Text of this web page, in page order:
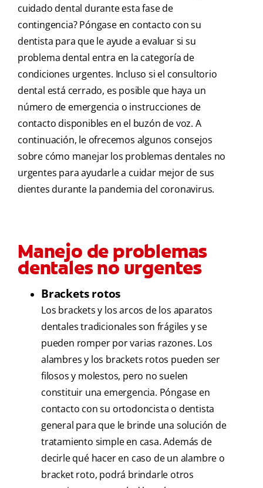
cuidado dental durante esta fase de
contingencia? Póngase en contacto con su
dentista para que le ayude a evaluar si su
problema dental entra en la categoría de
condiciones urgentes. Incluso si el consultorio
dental está cerrado, es posible que haya un
número de emergencia o instrucciones de
contacto disponibles en el buzón de voz. A
continuación, le ofrecemos algunos consejos
sobre cómo manejar los problemas dentales no
urgentes para ayudarle a cuidar mejor de sus
dientes durante la pandemia del coronavirus.
Manejo de problemas
dentales no urgentes
Brackets rotos
Los brackets y los arcos de los aparatos
dentales tradicionales son frágiles y se
pueden romper por varias razones. Los
alambres y los brackets rotos pueden ser
filosos y molestos, pero no suelen
constituir una emergencia. Póngase en
contacto con su ortodoncista o dentista
general para que le brinde una solución de
tratamiento simple en casa. Además de
decirle qué hacer en caso de un alambre o
bracket roto, podrá brindarle otros